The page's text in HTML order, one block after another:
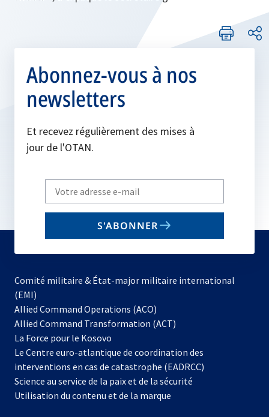
Abonnez-vous à nos
newsletters
Et recevez régulièrement des mises à
jour de l'OTAN.
Write
your
email
S'ABONNER
Comité militaire & État-major militaire international
(EMI)
Allied Command Operations (ACO)
dans
nouvel
onglet
Allied Command Transformation (ACT)
La Force pour le Kosovo
dans
un
nouvel
onglet
Le Centre euro-atlantique de coordination des
interventions en cas de catastrophe (EADRCC)
Science au service de la paix et de la sécurité
Utilisation du contenu et de la marque